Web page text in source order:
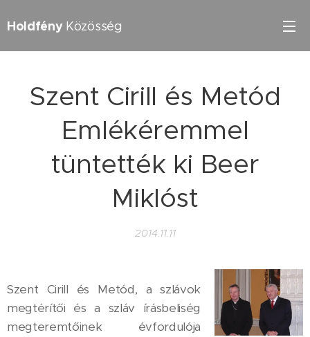
HoldfényKözösség
Szent Cirill és Metód
Emlékéremmel
tüntették ki Beer
Miklóst
2014.11.11
Szent Cirill és Metód, a szlávok
megtérítői és a szláv írásbeliség
megteremtőinek évfordulója